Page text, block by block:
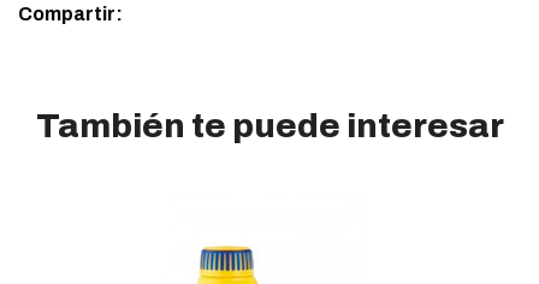
Compartir:
También te puede interesar